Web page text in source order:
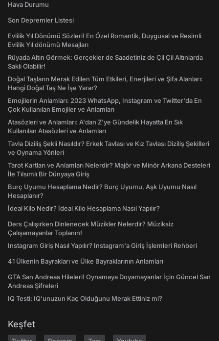
Hava Durumu
Son Depremler Listesi
Evlilik Yıl Dönümü Sözleri! En Özel Romantik, Duygusal ve Resimli
Evlilik Yıl dönümü Mesajları
Rüyada Altın Görmek: Gerçekler de Saadetiniz de Çil Çil Altınlarda
Saklı Olabilir!
Doğal Taşların Merak Edilen Tüm Etkileri, Enerjileri ve Şifa Alanları:
Hangi Doğal Taş Ne İşe Yarar?
Emojilerin Anlamları: 2023 WhatsApp, Instagram ve Twitter'da En
Çok Kullanılan Emojiler ve Anlamları
Atasözleri ve Anlamları: A'dan Z'ye Gündelik Hayatta En Sık
Kullanılan Atasözleri ve Anlamları
Tavla Diziliş Şekli Nasıldır? Erkek Tavlası ve Kız Tavlası Diziliş Şekilleri
ve Oynama Yönleri
Tarot Kartları ve Anlamları Nelerdir? Majör ve Minör Arkana Desteleri
İle Tılsımlı Bir Dünyaya Giriş
Burç Uyumu Hesaplama Nedir? Burç Uyumu, Aşk Uyumu Nasıl
Hesaplanır?
İdeal Kilo Nedir? İdeal Kilo Hesaplama Nasıl Yapılır?
Ders Çalışırken Dinlenecek Müzikler Nelerdir? Müziksiz
Çalışamayanlar Toplanın!
Instagram Giriş Nasıl Yapılır? Instagram'a Giriş İşlemleri Rehberi
41 Ülkenin Bayrakları ve Ülke Bayraklarının Anlamları
GTA San Andreas Hileleri! Oynamaya Doyamayanlar İçin Güncel San
Andreas Şifreleri
IQ Testi: IQ'unuzun Kaç Olduğunu Merak Ettiniz mi?
Keşfet